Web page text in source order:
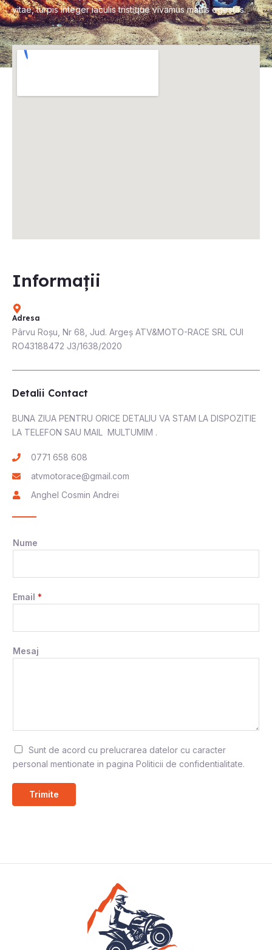
vitae, turpis integer iaculis tristique vivamus mattis egestas.
Informații
Adresa
Pârvu Roșu, Nr 68, Jud. Argeș ATV&MOTO-RACE SRL CUI
RO43188472 J3/1638/2020
Detalii Contact
BUNA ZIUA PENTRU ORICE DETALIU VA STAM LA DISPOZITIE
LA TELEFON SAU MAIL MULTUMIM .
0771 658 608
atvmotorace@gmail.com
Anghel Cosmin Andrei
Nume
Email *
Mesaj
G
D
*
Sunt de acord cu prelucrarea datelor cu caracter
personal mentionate in pagina Politicii de confidentialitate.
Trimite